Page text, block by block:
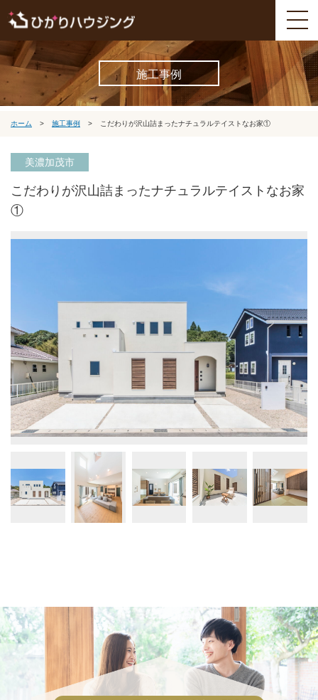
施工事例
ホーム > 施工事例 > こだわりが沢山詰まったナチュラルテイストなお家①
美濃加茂市
こだわりが沢山詰まったナチュラルテイストなお家
①